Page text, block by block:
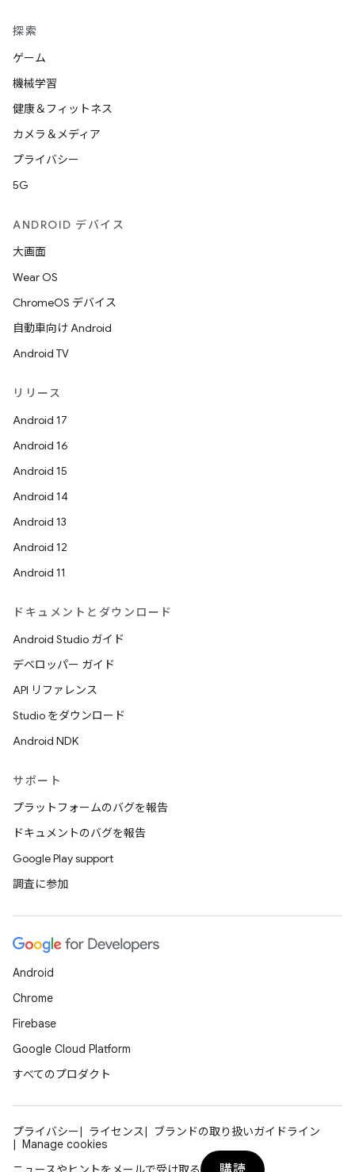
探索
ゲーム
機械学習
健康＆フィットネス
カメラ＆メディア
プライバシー
5G
ANDROID デバイス
大画面
Wear OS
ChromeOS デバイス
自動車向け Android
Android TV
リリース
Android 17
Android 16
Android 15
Android 14
Android 13
Android 12
Android 11
ドキュメントとダウンロード
Android Studio ガイド
デベロッパー ガイド
API リファレンス
Studio をダウンロード
Android NDK
サポート
プラットフォームのバグを報告
ドキュメントのバグを報告
Google Play support
調査に参加
Android
Chrome
Firebase
Google Cloud Platform
すべてのプロダクト
プライバシー ライセンス
ブランドの取り扱いガイドライン
Manage cookies